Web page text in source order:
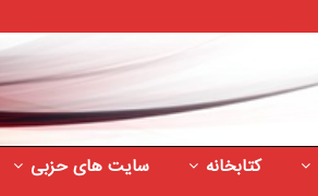
کتابخانه سایت های حزبی